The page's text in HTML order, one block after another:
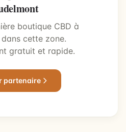
boutique CBD à
cette zone.
gratuit et rapide.
partenaire